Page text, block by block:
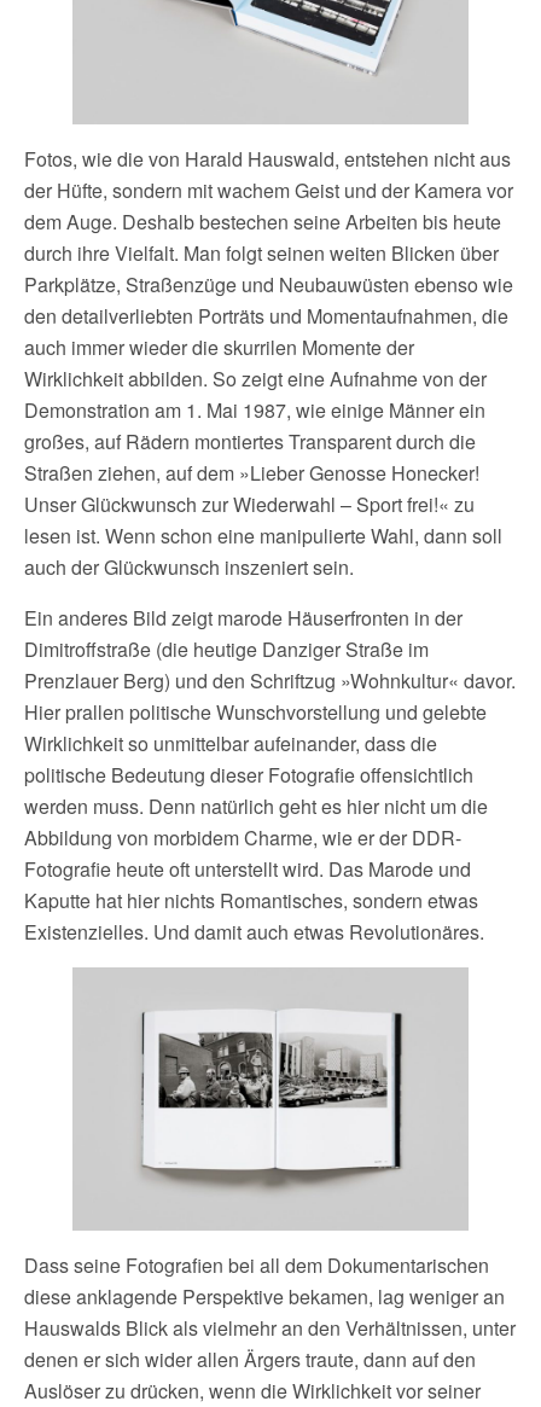
Fotos, wie die von Harald Hauswald, entstehen nicht aus
der Hüfte, sondern mit wachem Geist und der Kamera vor
dem Auge. Deshalb bestechen seine Arbeiten bis heute
durch ihre Vielfalt. Man folgt seinen weiten Blicken über
Parkplätze, Straßenzüge und Neubauwüsten ebenso wie
den detailverliebten Porträts und Momentaufnahmen, die
auch immer wieder die skurrilen Momente der
Wirklichkeit abbilden. So zeigt eine Aufnahme von der
Demonstration am 1. Mai 1987, wie einige Männer ein
großes, auf Rädern montiertes Transparent durch die
Straßen ziehen, auf dem »Lieber Genosse Honecker!
Unser Glückwunsch zur Wiederwahl – Sport frei!« zu
lesen ist. Wenn schon eine manipulierte Wahl, dann soll
auch der Glückwunsch inszeniert sein.
Ein anderes Bild zeigt marode Häuserfronten in der
Dimitroffstraße (die heutige Danziger Straße im
Prenzlauer Berg) und den Schriftzug »Wohnkultur« davor.
Hier prallen politische Wunschvorstellung und gelebte
Wirklichkeit so unmittelbar aufeinander, dass die
politische Bedeutung dieser Fotografie offensichtlich
werden muss. Denn natürlich geht es hier nicht um die
Abbildung von morbidem Charme, wie er der DDR-
Fotografie heute oft unterstellt wird. Das Marode und
Kaputte hat hier nichts Romantisches, sondern etwas
Existenzielles. Und damit auch etwas Revolutionäres.
Dass seine Fotografien bei all dem Dokumentarischen
diese anklagende Perspektive bekamen, lag weniger an
Hauswalds Blick als vielmehr an den Verhältnissen, unter
denen er sich wider allen Ärgers traute, dann auf den
Auslöser zu drücken, wenn die Wirklichkeit vor seiner